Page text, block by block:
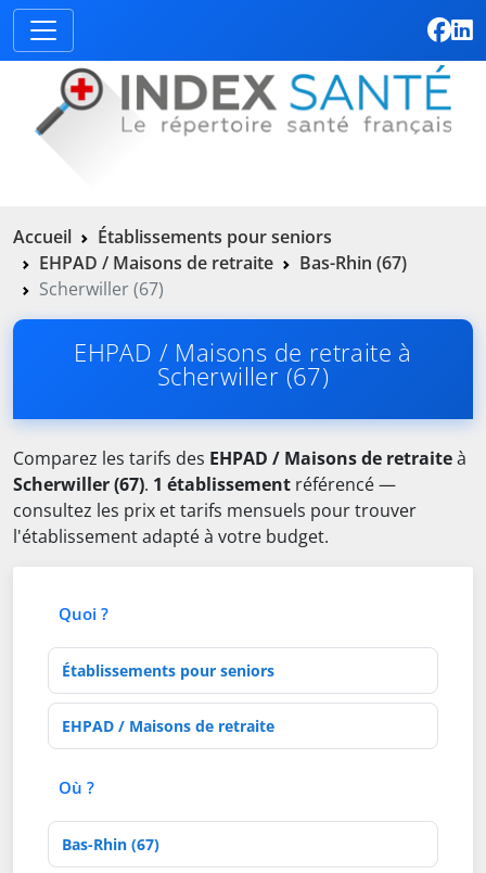
Accueil
Établissements pour seniors
EHPAD / Maisons de retraite
Bas-Rhin (67)
Scherwiller (67)
EHPAD / Maisons de retraite à
Scherwiller (67)
Comparez les tarifs des EHPAD / Maisons de retraiteà
Scherwiller (67). 1 établissement référencé —
consultez les prix et tarifs mensuels pour trouver
l'établissement adapté à votre budget.
Quoi ?
Type d'établissement
Activités de soins
Où ?
Département